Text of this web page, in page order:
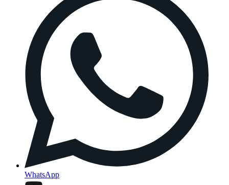
WhatsApp